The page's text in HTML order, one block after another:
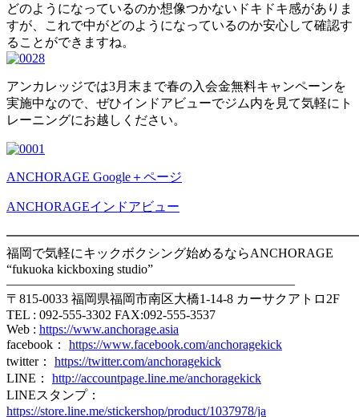
どのようになっているのか想像つかないドキドキ感がありま
すが、これで中がどのようになっているのか安心して確認す
ることができますね。
アンカレッジでは3月末まで春の入会金無料キャンペーンを
実施中なので、ぜひインドアビューでジム内を見て気軽にト
レーニングにお越しください。
ANCHORAGE Google＋ページ
ANCHORAGEインドアビュー
福岡で気軽にキックボクシング始めるならANCHORAGE
“fukuoka kickboxing studio”
——————————————————————–
〒815-0033 福岡県福岡市南区大橋1-14-8 カーサクアトロ2F
TEL : 092-555-3302 FAX:092-555-3537
Web : https://www.anchorage.asia
facebook： https://www.facebook.com/anchoragekick
twitter： https://twitter.com/anchoragekick
LINE： http://accountpage.line.me/anchoragekick
LINEスタンプ：
https://store.line.me/stickershop/product/1037978/ja